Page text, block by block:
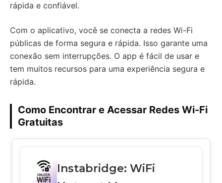
rápida e confiável.
Com o aplicativo, você se conecta a redes Wi-Fi
públicas de forma segura e rápida. Isso garante uma
conexão sem interrupções. O app é fácil de usar e
tem muitos recursos para uma experiência segura e
rápida.
Como Encontrar e Acessar Redes Wi-Fi
Gratuitas
Instabridge: WiFi